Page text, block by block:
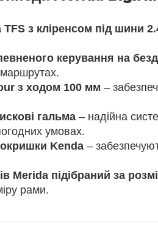
з кліренсом під шини
керування на
з ходом 100 мм –
гальма– надійна
умовах.
Kenda–
Merida підібраний за
рами.